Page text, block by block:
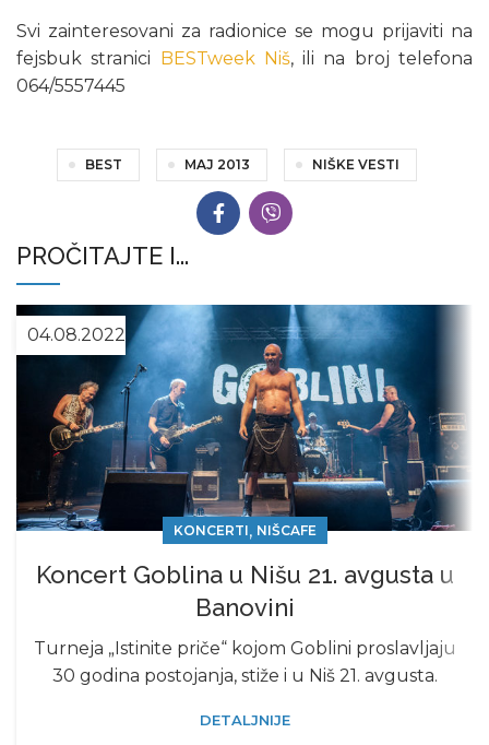
Svi zainteresovani za radionice se mogu prijaviti na
fejsbuk stranici BESTweek Niš, ili na broj telefona
064/5557445
BEST MAJ 2013 NIŠKE VESTI
PROČITAJTE I...
04.08.2022
KONCERTI, NIŠCAFE
Koncert Goblina u Nišu 21. avgusta u
Banovini
Turneja „Istinite priče“ kojom Goblini proslavljaju
30 godina postojanja, stiže i u Niš 21. avgusta.
DETALJNIJE